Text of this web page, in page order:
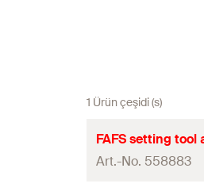
1 Ürün çeşidi (s)
FAFS setting tool
Art.-No. 558883